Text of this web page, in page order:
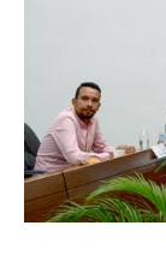
Licitaciones
Transparencia
Directorio